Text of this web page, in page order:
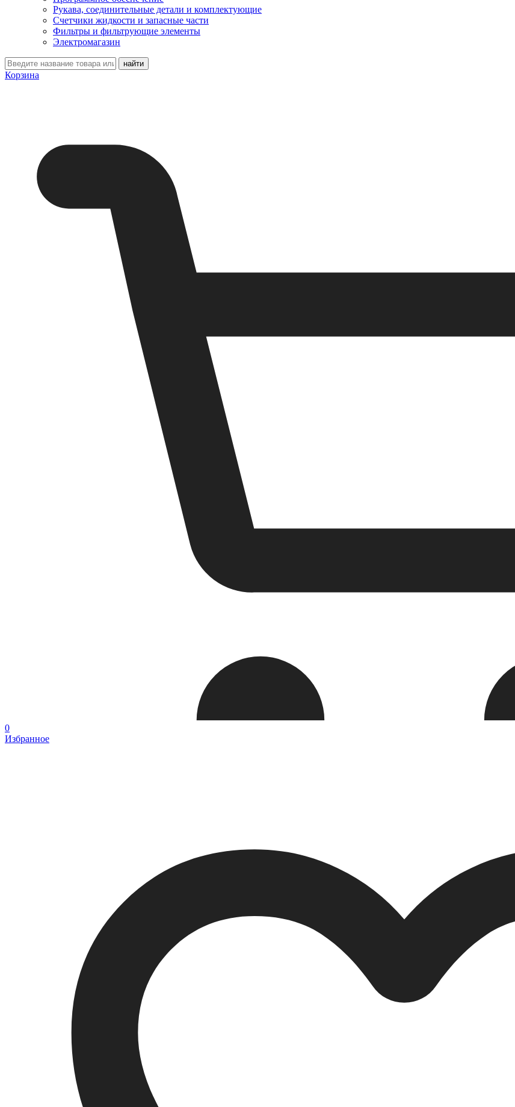
Рукава, соединительные детали и комплектующие
Счетчики жидкости и запасные части
Фильтры и фильтрующие элементы
Электромагазин
Корзина
0
Избранное